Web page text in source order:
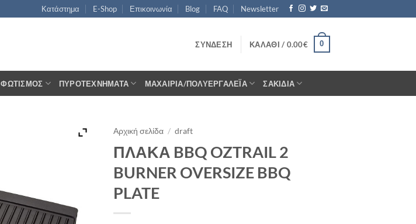
Κατάστημα E-Shop Επικοινωνία Blog FAQ Newsletter
ΣΎΝΔΕΣΗ ΚΑΛΆΘΙ / 0.00€ 0
ΦΩΤΙΣΜΌΣ ΠΥΡΟΤΕΧΝΉΜΑΤΑ ΜΑΧΑΊΡΙΑ/ΠΟΛΥΕΡΓΑΛΈΙΑ ΣΑΚΊΔΙΑ
Αρχική σελίδα / draft
ΠΛΑΚΑ BBQ OZTRAIL 2
BURNER OVERSIZE BBQ
PLATE